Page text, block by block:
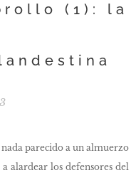
(1): la
parecido a un almuerzo
alardear los defensores del